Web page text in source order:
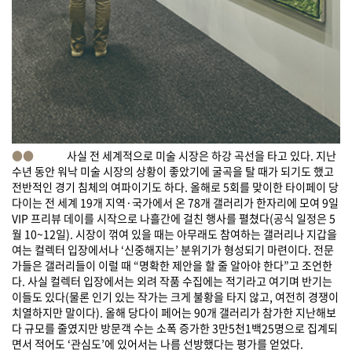
●● 사실 전 세계적으로 미술 시장은 하강 곡선을 타고 있다. 지난
수년 동안 워낙 미술 시장의 상황이 좋았기에 굴곡을 탈 때가 되기도 했고
전반적인 경기 침체의 여파이기도 하다. 올해로 5회를 맞이한 타이페이 당
다이는 전 세계 19개 지역·국가에서 온 78개 갤러리가 한자리에 모여 9일
VIP 프리뷰 데이를 시작으로 나흘간에 걸친 행사를 펼쳤다(공식 일정은 5
월 10~12일). 시장이 꺾여 있을 때는 아무래도 참여하는 갤러리나 지갑을
여는 컬렉터 입장에서나 ‘신중해지는’ 분위기가 형성되기 마련이다. 전문
가들은 갤러리들이 이럴 때 “명확한 제안을 할 줄 알아야 한다”고 조언한
다. 사실 컬렉터 입장에서는 외려 작품 수집에는 적기라고 여기며 반기는
이들도 있다(물론 인기 있는 작가는 크게 불황을 타지 않고, 여전히 경쟁이
치열하지만 말이다). 올해 당다이 페어는 90개 갤러리가 참가한 지난해보
다 규모를 줄였지만 방문객 수는 소폭 증가한 3만5천1백25명으로 집계되
면서 적어도 ‘관심도’에 있어서는 나름 선방했다는 평가를 얻었다.